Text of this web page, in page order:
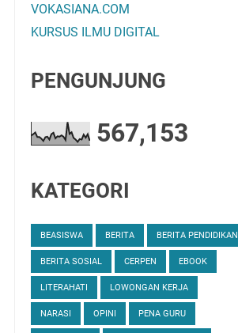
VOKASIANA.COM
KURSUS ILMU DIGITAL
PENGUNJUNG
567,153
KATEGORI
BEASISWA BERITA BERITA PENDIDIKAN
BERITA SOSIAL CERPEN EBOOK
LITERAHATI LOWONGAN KERJA
NARASI OPINI PENA GURU